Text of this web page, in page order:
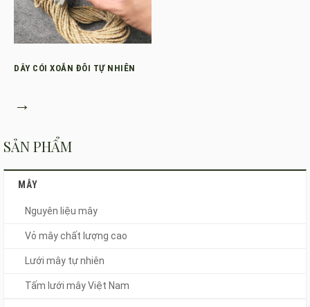
DÂY CÓI XOẮN ĐÔI TỰ NHIÊN
→
SẢN PHẨM
MÂY
Nguyên liệu mây
Vỏ mây chất lượng cao
Lưới mây tự nhiên
Tấm lưới mây Việt Nam